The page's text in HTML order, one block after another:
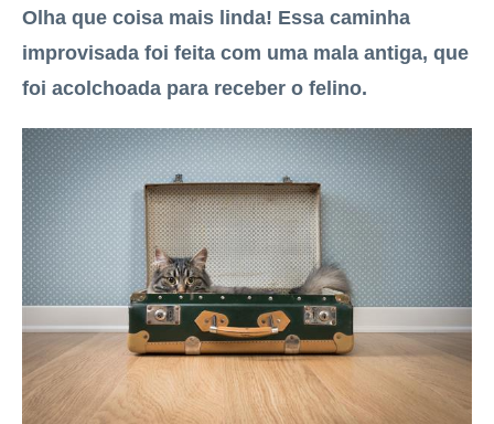
Olha que coisa mais linda! Essa caminha
improvisada foi feita com uma mala antiga, que
foi acolchoada para receber o felino.